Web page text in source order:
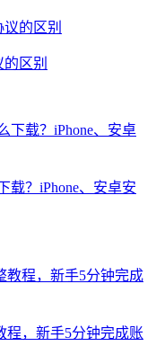
的区别
载？iPhone、安卓安
程，新手5分钟完成账